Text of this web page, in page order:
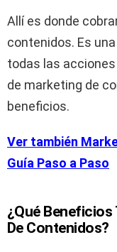
Allí es donde
contenidos. Es
todas las
de marketing de
beneficios.
Ver también
Guía Paso a Paso
¿Qué Beneficios
De Contenidos?